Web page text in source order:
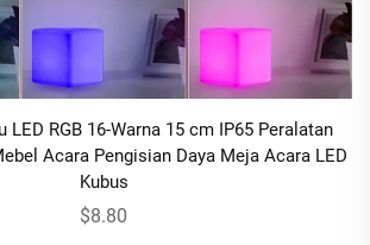
LED RGB 16-Warna 15 cm IP65 Peralatan
Acara Pengisian Daya Meja Acara LED
Kubus
$8.80